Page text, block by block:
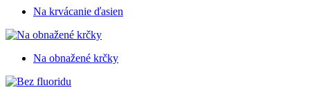
Na krvácanie ďasien
Na obnažené krčky